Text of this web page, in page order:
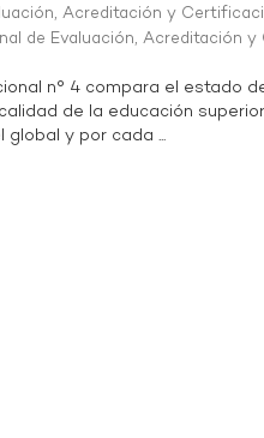
Acreditación y
de Evaluación, Acreditación
n° 4 compara el estado
de la educación
global y por cada ...